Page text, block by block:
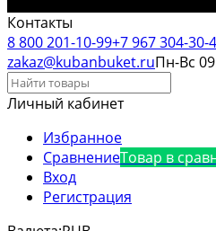
Контакты
8 800 201-10-99+7 967 304-30-
zakaz@kubanbuket.ruПн-Вс
Личный кабинет
Избранное
СравнениеТовар в
Вход
Регистрация